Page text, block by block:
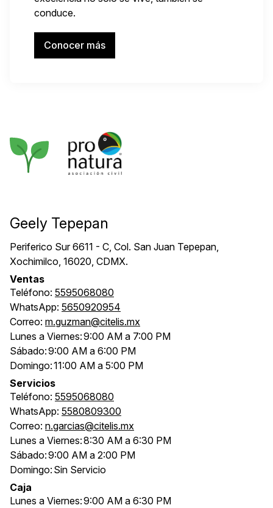
conduce.
Conocer más
Geely Tepepan
Periferico Sur 6611 - C, Col. San Juan Tepepan,
Xochimilco, 16020, CDMX.
Ventas
Teléfono: 5595068080
WhatsApp: 5650920954
Correo: m.guzman@citelis.mx
Lunes a Viernes:9:00 AM a 7:00 PM
Sábado:9:00 AM a 6:00 PM
Domingo:11:00 AM a 5:00 PM
Servicios
Teléfono: 5595068080
WhatsApp: 5580809300
Correo: n.garcias@citelis.mx
Lunes a Viernes:8:30 AM a 6:30 PM
Sábado:9:00 AM a 2:00 PM
Domingo: Sin Servicio
Caja
Lunes a Viernes:9:00 AM a 6:30 PM